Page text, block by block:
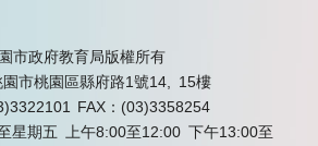
市政府教育局版權所有
市桃園區縣府路1號14, 15樓
FAX：(03)3358254
星期五 上午8:00至12:00 下午13:00至